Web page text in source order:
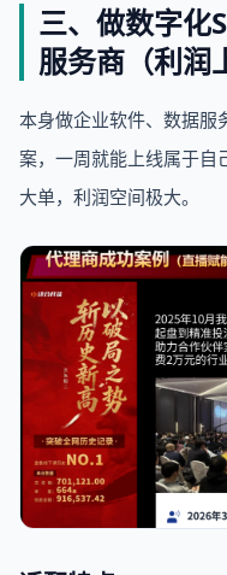
三、做数字化
服务商（利润
本身做企业软件、数据服
案，一周就能上线属于自
大单，利润空间极大。